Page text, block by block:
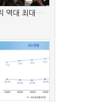
역대 최대…